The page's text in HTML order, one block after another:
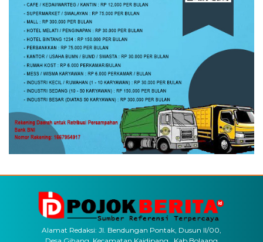
Alamat Redaksi: Jl. Bendungan Pontak, Dusun II/00,